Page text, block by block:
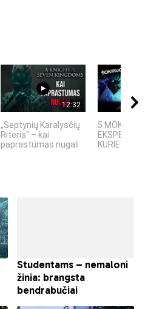
12:32
„Septynių Karalysčių
Riteris" – kai
paprastumas nugali
5 MOKSLINIAI
KURIE